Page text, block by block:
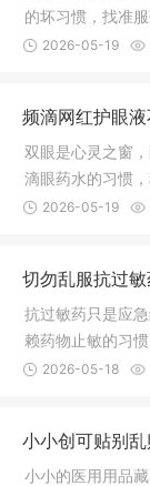
的坏习惯，找准
解身体病痛，又
2026-05-19
频滴网红护眼
双眼是心灵之窗
滴眼药水的习惯
眼最稳妥长久的方
2026-05-19
切勿乱服抗过
抗过敏药只是应
赖药物止敏的习
从根本上减少过
2026-05-18
小小创可贴别
小小的医用用品